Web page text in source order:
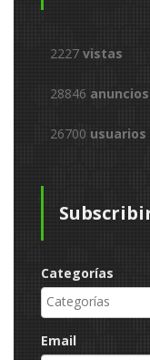
2227 vistas
28846 anuncios
26700 usuarios
Categorías
Email